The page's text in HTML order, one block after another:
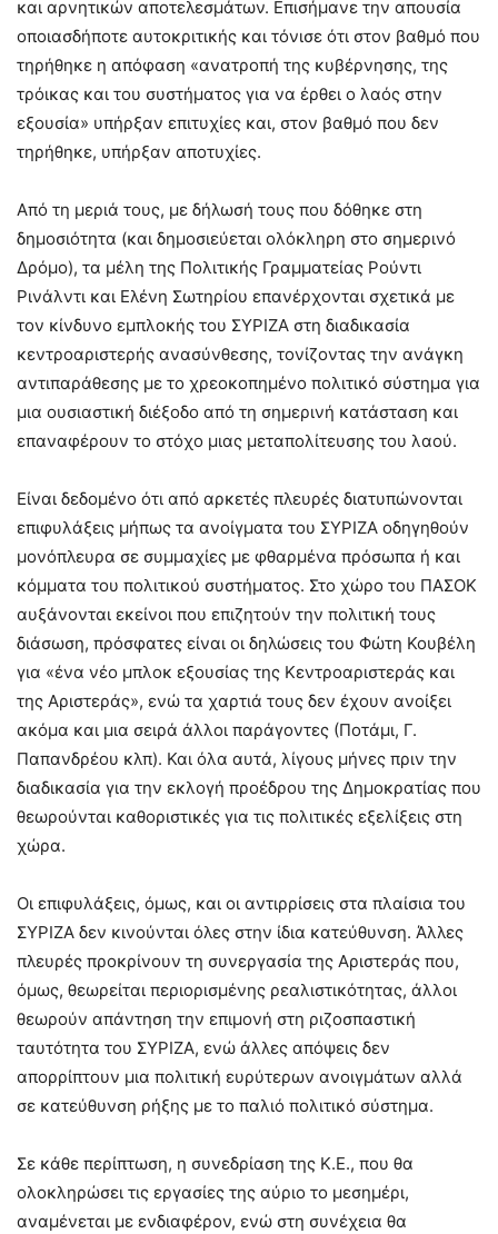
και αρνητικών αποτελεσμάτων. Επισήμανε την απουσία
οποιασδήποτε αυτοκριτικής και τόνισε ότι στον βαθμό που
τηρήθηκε η απόφαση «ανατροπή της κυβέρνησης, της
τρόικας και του συστήματος για να έρθει ο λαός στην
εξουσία» υπήρξαν επιτυχίες και, στον βαθμό που δεν
τηρήθηκε, υπήρξαν αποτυχίες.
Από τη μεριά τους, με δήλωσή τους που δόθηκε στη
δημοσιότητα (και δημοσιεύεται ολόκληρη στο σημερινό
Δρόμο), τα μέλη της Πολιτικής Γραμματείας Ρούντι
Ρινάλντι και Ελένη Σωτηρίου επανέρχονται σχετικά με
τον κίνδυνο εμπλοκής του ΣΥΡΙΖΑ στη διαδικασία
κεντροαριστερής ανασύνθεσης, τονίζοντας την ανάγκη
αντιπαράθεσης με το χρεοκοπημένο πολιτικό σύστημα για
μια ουσιαστική διέξοδο από τη σημερινή κατάσταση και
επαναφέρουν το στόχο μιας μεταπολίτευσης του λαού.
Είναι δεδομένο ότι από αρκετές πλευρές διατυπώνονται
επιφυλάξεις μήπως τα ανοίγματα του ΣΥΡΙΖΑ οδηγηθούν
μονόπλευρα σε συμμαχίες με φθαρμένα πρόσωπα ή και
κόμματα του πολιτικού συστήματος. Στο χώρο του ΠΑΣΟΚ
αυξάνονται εκείνοι που επιζητούν την πολιτική τους
διάσωση, πρόσφατες είναι οι δηλώσεις του Φώτη Κουβέλη
για «ένα νέο μπλοκ εξουσίας της Κεντροαριστεράς και
της Αριστεράς», ενώ τα χαρτιά τους δεν έχουν ανοίξει
ακόμα και μια σειρά άλλοι παράγοντες (Ποτάμι, Γ.
Παπανδρέου κλπ). Και όλα αυτά, λίγους μήνες πριν την
διαδικασία για την εκλογή προέδρου της Δημοκρατίας που
θεωρούνται καθοριστικές για τις πολιτικές εξελίξεις στη
χώρα.
Οι επιφυλάξεις, όμως, και οι αντιρρίσεις στα πλαίσια του
ΣΥΡΙΖΑ δεν κινούνται όλες στην ίδια κατεύθυνση. Άλλες
πλευρές προκρίνουν τη συνεργασία της Αριστεράς που,
όμως, θεωρείται περιορισμένης ρεαλιστικότητας, άλλοι
θεωρούν απάντηση την επιμονή στη ριζοσπαστική
ταυτότητα του ΣΥΡΙΖΑ, ενώ άλλες απόψεις δεν
απορρίπτουν μια πολιτική ευρύτερων ανοιγμάτων αλλά
σε κατεύθυνση ρήξης με το παλιό πολιτικό σύστημα.
Σε κάθε περίπτωση, η συνεδρίαση της Κ.Ε., που θα
ολοκληρώσει τις εργασίες της αύριο το μεσημέρι,
αναμένεται με ενδιαφέρον, ενώ στη συνέχεια θα